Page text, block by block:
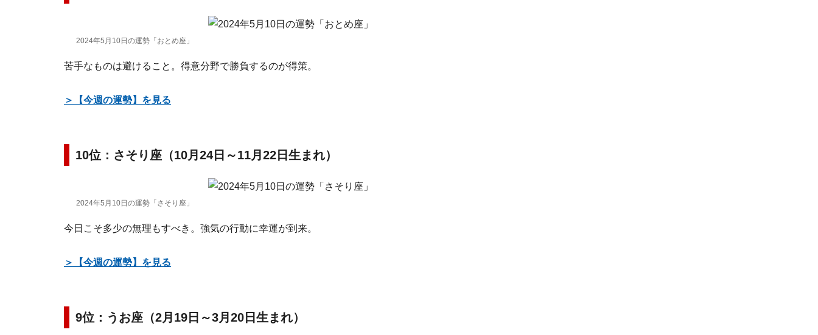
2024年5月10日の運勢「おとめ座」
苦手なものは避けること。得意分野で勝負するのが得策。
＞【今週の運勢】を見る
10位：さそり座（10月24日～11月22日生まれ）
2024年5月10日の運勢「さそり座」
今日こそ多少の無理もすべき。強気の行動に幸運が到来。
＞【今週の運勢】を見る
9位：うお座（2月19日～3月20日生まれ）